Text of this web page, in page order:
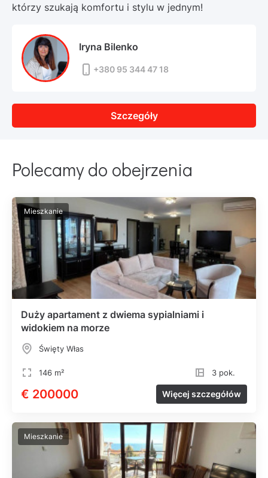
którzy szukają komfortu i stylu w jednym!
Iryna Bilenko
+380 95 344 47 18
Szczegóły
Polecamy do obejrzenia
Mieszkanie
Duży apartament z dwiema sypialniami i
widokiem na morze
Święty Włas
146 m² 3 pok.
€ 200000 Więcej szczegółów
Mieszkanie